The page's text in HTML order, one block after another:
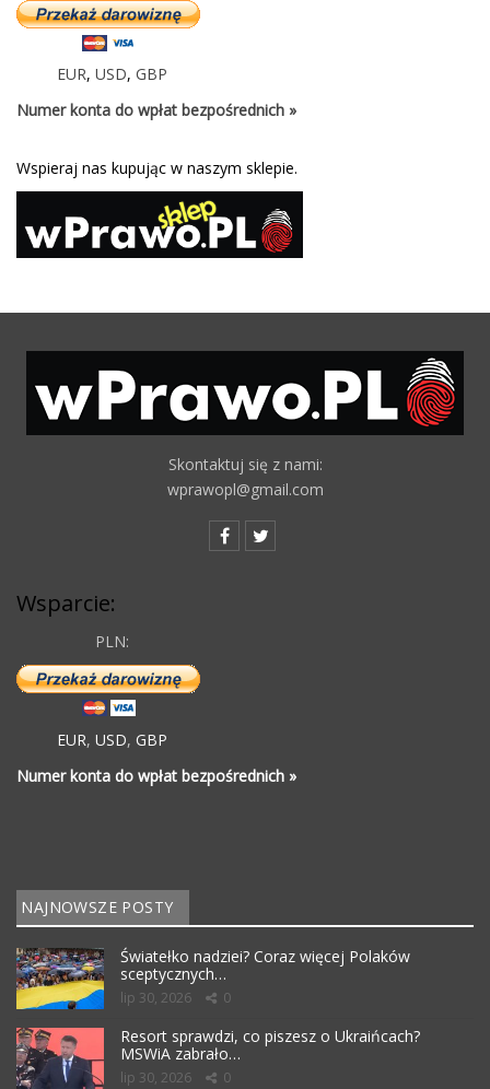
EUR, USD, GBP
Numer konta do wpłat bezpośrednich »
Wspieraj nas kupując w naszym sklepie.
Skontaktuj się z nami:
wprawopl@gmail.com
Wsparcie:
PLN:
EUR, USD, GBP
Numer konta do wpłat bezpośrednich »
NAJNOWSZE POSTY
Światełko nadziei? Coraz więcej Polaków
sceptycznych…
lip 30, 2026 0
Resort sprawdzi, co piszesz o Ukraińcach?
MSWiA zabrało…
lip 30, 2026 0